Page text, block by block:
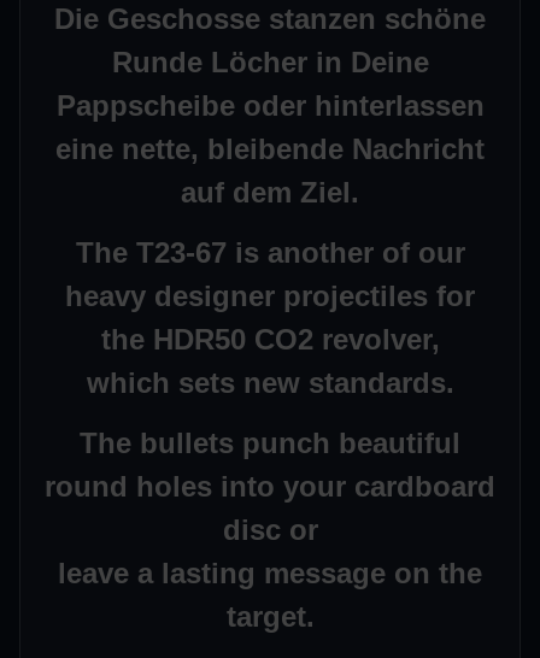
Die Geschosse stanzen schöne
Runde Löcher in Deine
Pappscheibe oder hinterlassen
eine nette, bleibende Nachricht
auf dem Ziel.
The T23-67 is another of our
heavy designer projectiles for
the HDR50 CO2 revolver,
which sets new standards.
The bullets punch beautiful
round holes into your cardboard
disc or
leave a lasting message on the
target.